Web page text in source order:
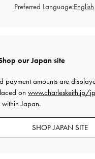
向けにもぴっ
感・ヒールの高さが自分の
もテンションが上がります。
our Japan site
payment amounts are
on www.charleskeith.jp/jp
Japan.
SHOP JAPAN SITE
Preferred Language: